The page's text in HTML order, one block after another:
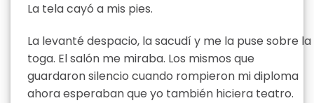
La tela cayó a mis pies.
La levanté despacio, la sacudí y me la puse sobre la
toga. El salón me miraba. Los mismos que
guardaron silencio cuando rompieron mi diploma
ahora esperaban que yo también hiciera teatro.